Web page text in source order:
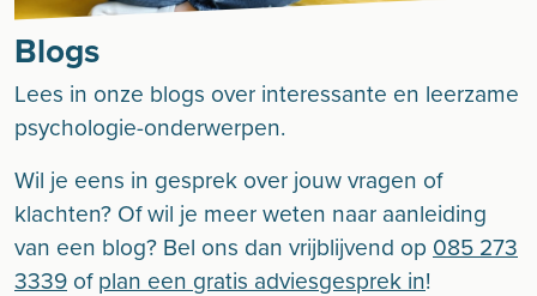
Blogs
Lees in onze blogs over interessante en leerzame
psychologie-onderwerpen.
Wil je eens in gesprek over jouw vragen of
klachten? Of wil je meer weten naar aanleiding
van een blog? Bel ons dan vrijblijvend op 085 273
3339 ofplan een gratis adviesgesprek in!